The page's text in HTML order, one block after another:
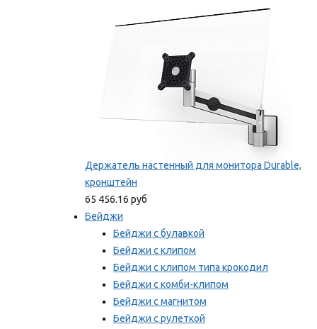
Держатель настенный для монитора Durable,
кронштейн
65 456.16 руб
Бейджи
Бейджи с булавкой
Бейджи с клипом
Бейджи с клипом типа крокодил
Бейджи с комби-клипом
Бейджи с магнитом
Бейджи с рулеткой